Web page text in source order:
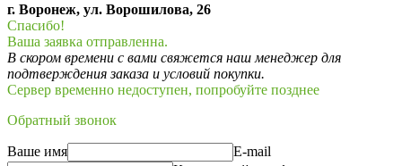
г. Воронеж, ул. Ворошилова, 26
Спасибо!
Ваша заявка отправленна.
В скором времени с вами свяжется наш менеджер для
подтверждения заказа и условий покупки.
Сервер временно недоступен, попробуйте позднее
Обратный звонок
Ваше имя
E-mail